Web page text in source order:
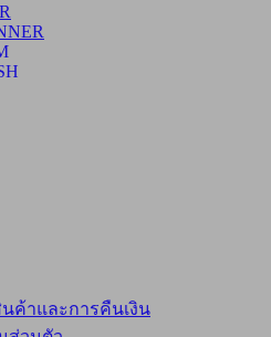
ค้าและการคืนเงิน